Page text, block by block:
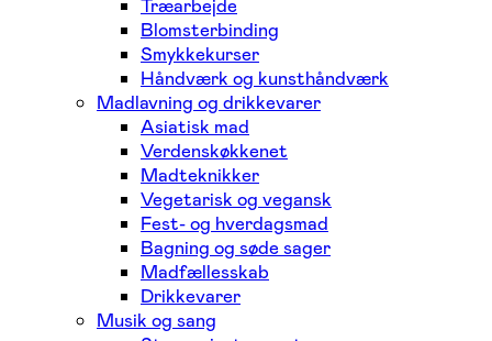
Træarbejde
Blomsterbinding
Smykkekurser
Håndværk og kunsthåndværk
Madlavning og drikkevarer
Asiatisk mad
Verdenskøkkenet
Madteknikker
Vegetarisk og vegansk
Fest- og hverdagsmad
Bagning og søde sager
Madfællesskab
Drikkevarer
Musik og sang